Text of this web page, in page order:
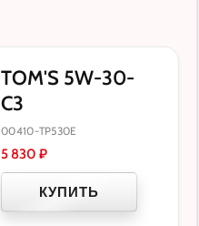
TOM'S 5W-30-
C3
00410-TP530E
5 830 ₽
КУПИТЬ